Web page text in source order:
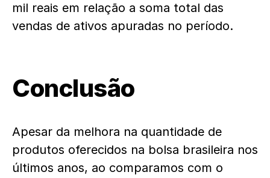
mil reais em relação a soma total das
vendas de ativos apuradas no período.
Conclusão
Apesar da melhora na quantidade de
produtos oferecidos na bolsa brasileira nos
últimos anos, ao comparamos com o